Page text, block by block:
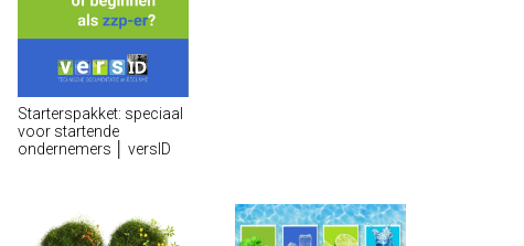
Starterspakket: speciaal
voor startende
ondernemers │ versID